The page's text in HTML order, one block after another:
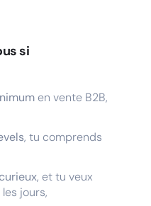
si
en vente B2B,
, tu comprends
, et tu veux
jours,